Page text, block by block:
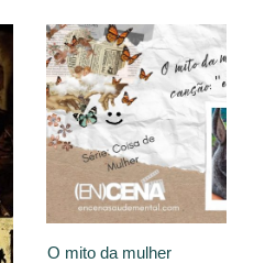
O mito da mulher